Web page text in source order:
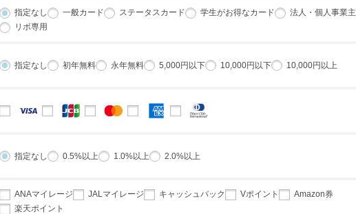
指定なし 一般カード ステータスカード 学生がお得なカード
法人・個人事業主
リボ専用
指定なし 初年無料 永年無料 5,000円以下 10,000円以下 10,000円以上
指定なし 0.5%以上 1.0%以上 2.0%以上
ANAマイレージ JALマイレージ キャッシュバック Vポイント
Amazon券
楽天ポイント